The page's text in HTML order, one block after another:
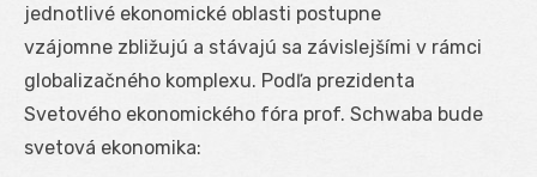
jednotlivé ekonomické oblasti postupne
vzájomne zbližujú a stávajú sa závislejšími v rámci
globalizačného komplexu. Podľa prezidenta
Svetového ekonomického fóra prof. Schwaba bude
svetová ekonomika: